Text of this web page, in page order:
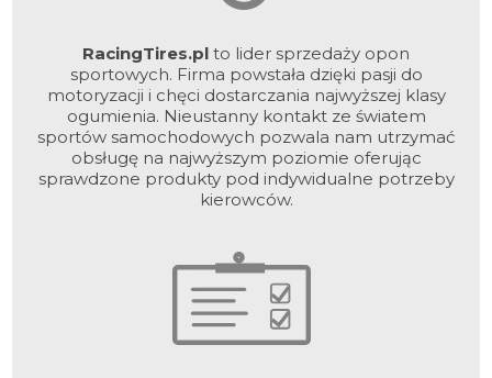
RacingTires.pl to lider sprzedaży opon
sportowych. Firma powstała dzięki pasji do
motoryzacji i chęci dostarczania najwyższej klasy
ogumienia. Nieustanny kontakt ze światem
sportów samochodowych pozwala nam utrzymać
obsługę na najwyższym poziomie oferując
sprawdzone produkty pod indywidualne potrzeby
kierowców.